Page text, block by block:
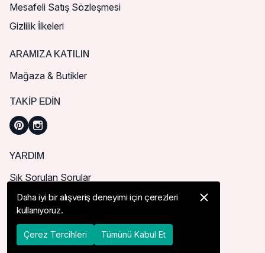
Mesafeli Satış Sözleşmesi
Gizlilik İlkeleri
ARAMIZA KATILIN
Mağaza & Butikler
TAKIP EDIN
YARDIM
Sık Sorulan Sorular
Nasıl Sipariş Verebilirim?
Kargo ve Teslimat
İade, İptal ve Değişim
Daha iyi bir alışveriş deneyimi için çerezleri
kullanıyoruz.
Çerez Tercihleri Tümünü Kabul Et